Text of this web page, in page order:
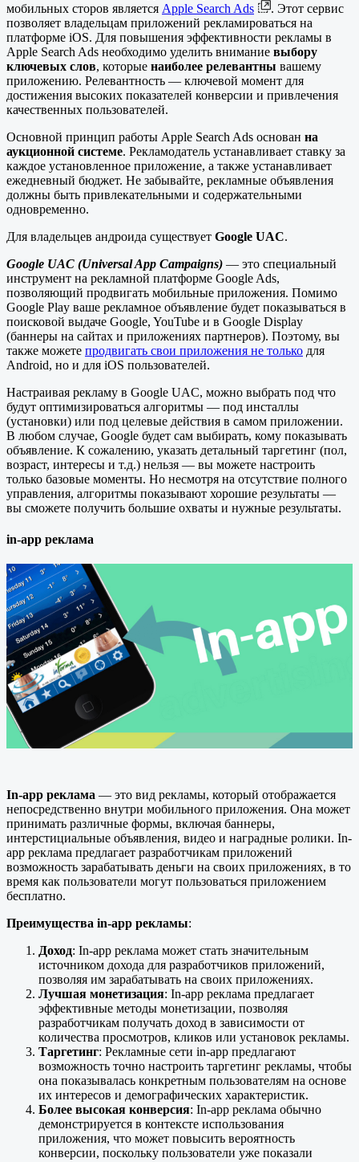
мобильных сторов является Apple Search Ads
. Этот сервис
позволяет владельцам приложений рекламироваться на
платформе iOS. Для повышения эффективности рекламы в
Apple Search Ads необходимо уделить внимание выбору
ключевых слов, которые наиболее релевантны вашему
приложению. Релевантность — ключевой момент для
достижения высоких показателей конверсии и привлечения
качественных пользователей.
Основной принцип работы Apple Search Ads основан на
аукционной системе. Рекламодатель устанавливает ставку за
каждое установленное приложение, а также устанавливает
ежедневный бюджет. Не забывайте, рекламные объявления
должны быть привлекательными и содержательными
одновременно.
Для владельцев андроида существует Google UAC.
Google UAC (Universal App Campaigns) — это специальный
инструмент на рекламной платформе Google Ads,
позволяющий продвигать мобильные приложения. Помимо
Google Play ваше рекламное объявление будет показываться в
поисковой выдаче Google, YouTube и в Google Display
(баннеры на сайтах и приложениях партнеров). Поэтому, вы
также можете продвигать свои приложения не только для
Android, но и для iOS пользователей.
Настраивая рекламу в Google UAC, можно выбрать под что
будут оптимизироваться алгоритмы — под инсталлы
(установки) или под целевые действия в самом приложении.
В любом случае, Google будет сам выбирать, кому показывать
объявление. К сожалению, указать детальный таргетинг (пол,
возраст, интересы и т.д.) нельзя — вы можете настроить
только базовые моменты. Но несмотря на отсутствие полного
управления, алгоритмы показывают хорошие результаты —
вы сможете получить большие охваты и нужные результаты.
in-app реклама
In-app реклама — это вид рекламы, который отображается
непосредственно внутри мобильного приложения. Она может
принимать различные формы, включая баннеры,
интерстициальные объявления, видео и наградные ролики. In-
app реклама предлагает разработчикам приложений
возможность зарабатывать деньги на своих приложениях, в то
время как пользователи могут пользоваться приложением
бесплатно.
Преимущества in-app рекламы:
Доход: In-app реклама может стать значительным
источником дохода для разработчиков приложений,
позволяя им зарабатывать на своих приложениях.
Лучшая монетизация: In-app реклама предлагает
эффективные методы монетизации, позволяя
разработчикам получать доход в зависимости от
количества просмотров, кликов или установок рекламы.
Таргетинг: Рекламные сети in-app предлагают
возможность точно настроить таргетинг рекламы, чтобы
она показывалась конкретным пользователям на основе
их интересов и демографических характеристик.
Более высокая конверсия: In-app реклама обычно
демонстрируется в контексте использования
приложения, что может повысить вероятность
конверсии, поскольку пользователи уже показали